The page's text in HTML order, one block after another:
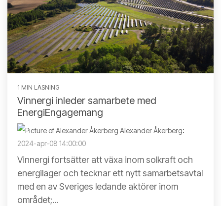
1 MIN LÄSNING
Vinnergi inleder samarbete med
EnergiEngagemang
Alexander Åkerberg:
2024-apr-08 14:00:00
Vinnergi fortsätter att växa inom solkraft och
energilager och tecknar ett nytt samarbetsavtal
med en av Sveriges ledande aktörer inom
området;...